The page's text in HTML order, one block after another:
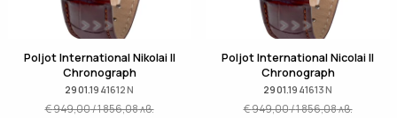
Poljot International Nikolai II
Chronograph
2901.1941612N
€949,00/1 856,08лв.
Poljot International Nicolai II
Chronograph
2901.1941613N
€949,00/1 856,08лв.